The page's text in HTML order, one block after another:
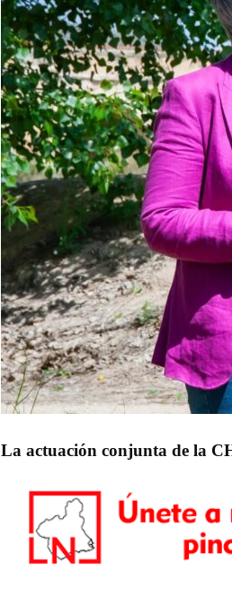
La actuación conjunta de la